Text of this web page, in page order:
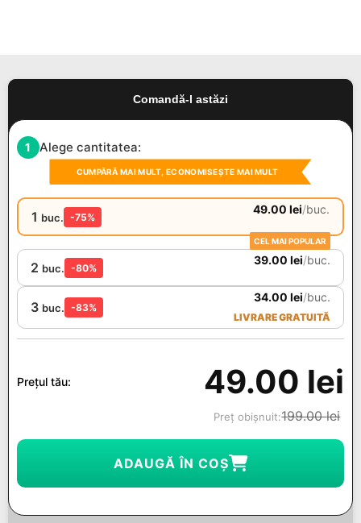
Comandă-l astăzi
1 Alege cantitatea:
CUMPĂRĂ MAI MULT, ECONOMISEȘTE MAI MULT
1 buc. -75%
49.00lei/buc.
CEL MAI POPULAR
2 buc. -80%
39.00lei/buc.
3 buc. -83%
34.00lei/buc.
LIVRARE GRATUITĂ
Prețul tău: 49.00 lei
Preț obișnuit:199.00lei
ADAUGĂ ÎN COȘ